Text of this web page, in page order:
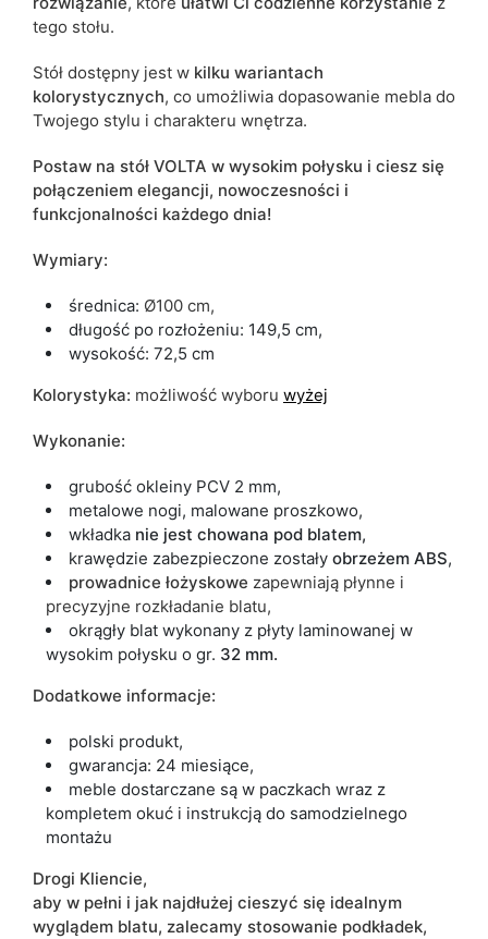
tego stołu.
Stół dostępny jest w kilku wariantach
kolorystycznych, co umożliwia dopasowanie mebla do
Twojego stylu i charakteru wnętrza.
Postaw na stół VOLTA w wysokim połysku i ciesz się
połączeniem elegancji, nowoczesności i
funkcjonalności każdego dnia!
Wymiary:
średnica: Ø100 cm,
długość po rozłożeniu: 149,5 cm,
wysokość: 72,5 cm
Kolorystyka: możliwość wyboru wyżej
Wykonanie:
grubość okleiny PCV 2 mm,
metalowe nogi, malowane proszkowo,
wkładka nie jest chowana pod blatem,
krawędzie zabezpieczone zostały obrzeżem ABS,
prowadnice łożyskowe zapewniają płynne i
precyzyjne rozkładanie blatu,
okrągły blat wykonany z płyty laminowanej w
wysokim połysku o gr. 32 mm.
Dodatkowe informacje:
polski produkt,
gwarancja: 24 miesiące,
meble dostarczane są w paczkach wraz z
kompletem okuć i instrukcją do samodzielnego
montażu
Drogi Kliencie,
aby w pełni i jak najdłużej cieszyć się idealnym
wyglądem blatu, zalecamy stosowanie podkładek,